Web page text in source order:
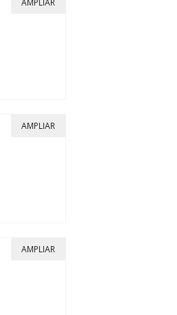
AMPLIAR
AMPLIAR